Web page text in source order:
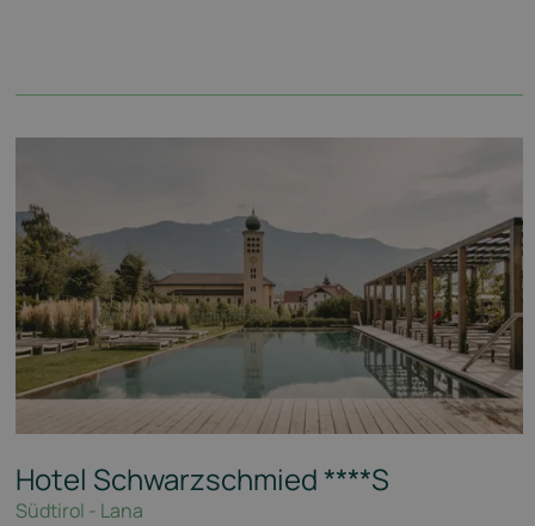
Hotel Schwarzschmied ****S
Südtirol - Lana